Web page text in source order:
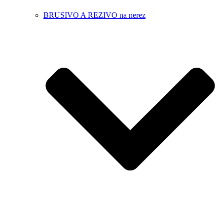
BRUSIVO A REZIVO na nerez